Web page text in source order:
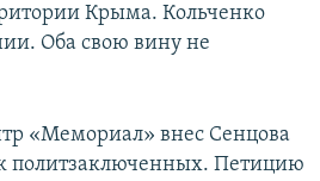
Крыма. Кольченко
Оба свою вину не
«Мемориал» внес Сенцова
политзаключенных. Петицию